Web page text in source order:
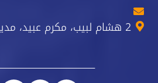
2 هشام لبيب، مكرم عبيد، مدينة نصر